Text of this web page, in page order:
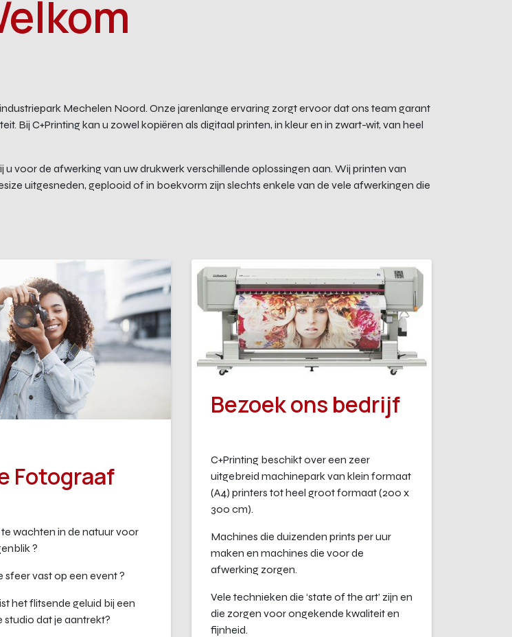
Mechelen Noord. Onze jarenlange ervaring zorgt ervoor dat ons team garant
Bij C+Printing kan u zowel kopiëren als digitaal printen, in kleur en in zwart-wit, van heel
voor de afwerking van uw drukwerk verschillende oplossingen aan. Wij printen van
uitgesneden, geplooid of in boekvorm zijn slechts enkele van de vele afwerkingen die
Fotograaf
te wachten in de natuur voor
?
sfeer vast op een event ?
het flitsende geluid bij een
studio dat je aantrekt?
Bezoek ons bedrijf
C+Printing beschikt over een zeer
uitgebreid machinepark van klein formaat
(A4) printers tot heel groot formaat (200 x
300 cm).
Machines die duizenden prints per uur
maken en machines die voor de
afwerking zorgen.
Vele technieken die ‘state of the art’ zijn en
die zorgen voor ongekende kwaliteit en
fijnheid.